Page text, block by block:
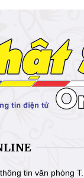
tin văn phòng